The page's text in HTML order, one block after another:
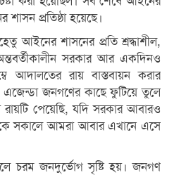
প্রতিষ্ঠা হয়েছে।
আইনের শাসনের প্রতি শ্রদ্ধাশীল,
সরকার আর একদিনও
আদালতের রায় বাস্তবায়ন করার
এজেন্ডা জনগণের কাছে ফুটিয়ে তুলে
পেয়েছি, যদি সরকার আবারও
সকালে আমরা আবার এখানে এসে
চরম জনদুর্ভোগ সৃষ্টি হয়। জনগণ